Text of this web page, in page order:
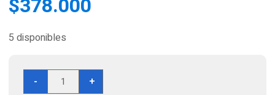
$378.000
5 disponibles
-
Vortex
Crossfire
+